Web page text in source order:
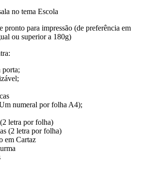
no tema Escola
para impressão (de preferência em
ou superior a 180g)
porta;
numeral por folha A4);
letra por folha)
(2 letra por folha)
em Cartaz